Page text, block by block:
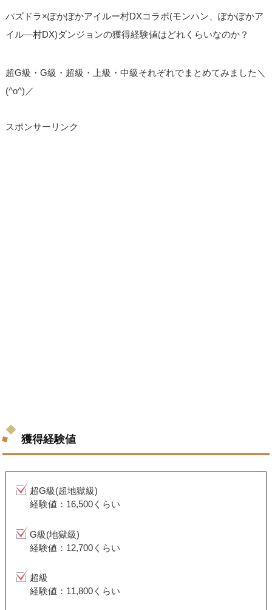
パズドラ×ぽかぽかアイルー村DXコラボ(モンハン、ぽかぽかア
イル―村DX)ダンジョンの獲得経験値はどれくらいなのか？
超G級・G級・超級・上級・中級それぞれでまとめてみました＼
(^o^)／
スポンサーリンク
獲得経験値
超G級(超地獄級)
経験値：16,500くらい
G級(地獄級)
経験値：12,700くらい
超級
経験値：11,800くらい